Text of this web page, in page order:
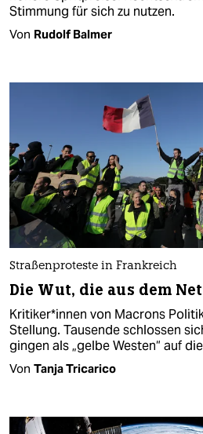
Stimmung für sich zu nutzen.
Von Rudolf Balmer
Straßenproteste in Frankreich
Die Wut, die aus dem
Kritiker*innen von Macrons
Stellung. Tausende schlossen
gingen als „gelbe Westen“ auf
Von Tanja Tricarico